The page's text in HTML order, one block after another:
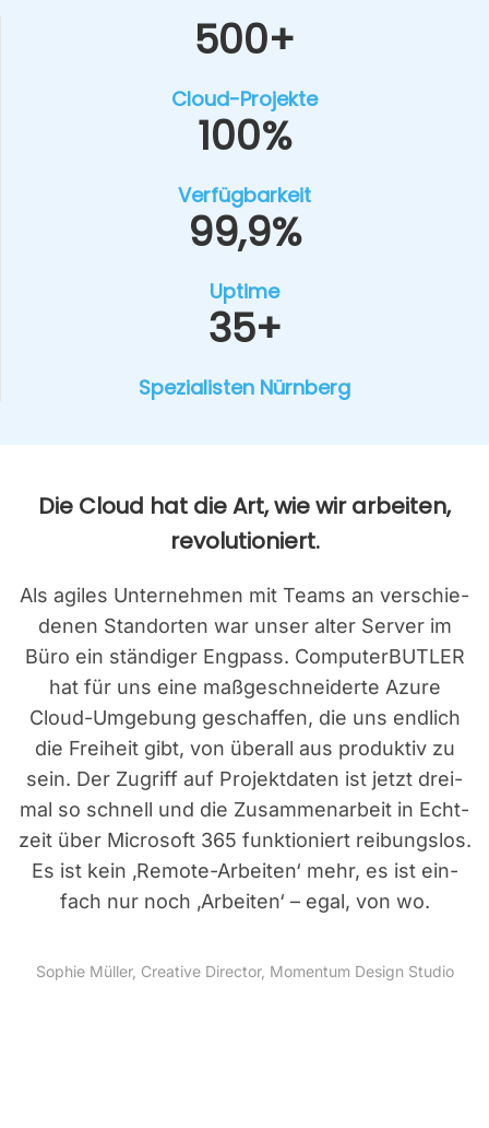
500+
Cloud-Pro­jek­te
100%
Ver­füg­bar­keit
99,9%
Uptime
35+
Spe­zia­lis­ten Nürn­berg
Die Cloud hat die Art, wie wir arbei­ten,
revo­lu­tio­niert.
Als agi­les Unter­neh­men mit Teams an ver­schie­
de­nen Stand­or­ten war unser alter Ser­ver im
Büro ein stän­di­ger Eng­pass. Com­pu­ter­BUT­LER
hat für uns eine maß­ge­schnei­der­te Azu­re
Cloud-Umge­bung geschaf­fen, die uns end­lich
die Frei­heit gibt, von über­all aus pro­duk­tiv zu
sein. Der Zugriff auf Pro­jekt­da­ten ist jetzt drei­
mal so schnell und die Zusam­men­ar­beit in Echt­
zeit über Micro­soft 365 funk­tio­niert rei­bungs­los.
Es ist kein ‚Remo­te-Arbei­ten‘ mehr, es ist ein­
fach nur noch ‚Arbei­ten‘ – egal, von wo.
Sophie Mül­ler, Crea­ti­ve Direc­tor, Momen­tum Design Stu­dio